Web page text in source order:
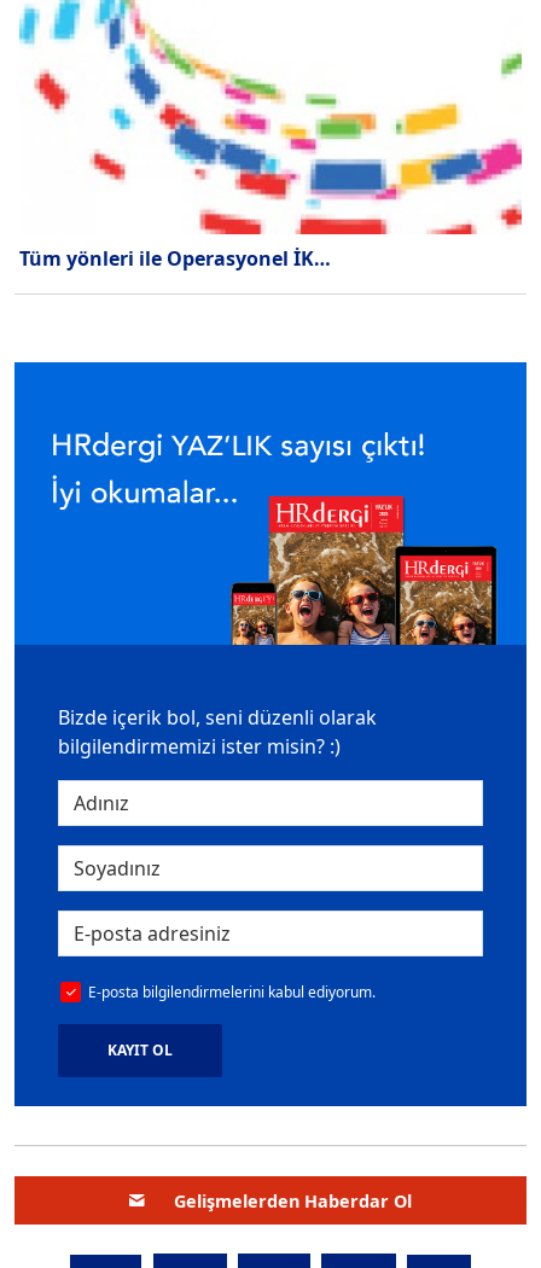
Tüm yönleri ile Operasyonel İK…
Bizde içerik bol, seni düzenli olarak
bilgilendirmemizi ister misin? :)
E-posta bilgilendirmelerini kabul ediyorum.
KAYIT OL
Gelişmelerden Haberdar Ol